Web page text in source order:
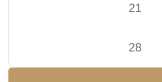
21
28